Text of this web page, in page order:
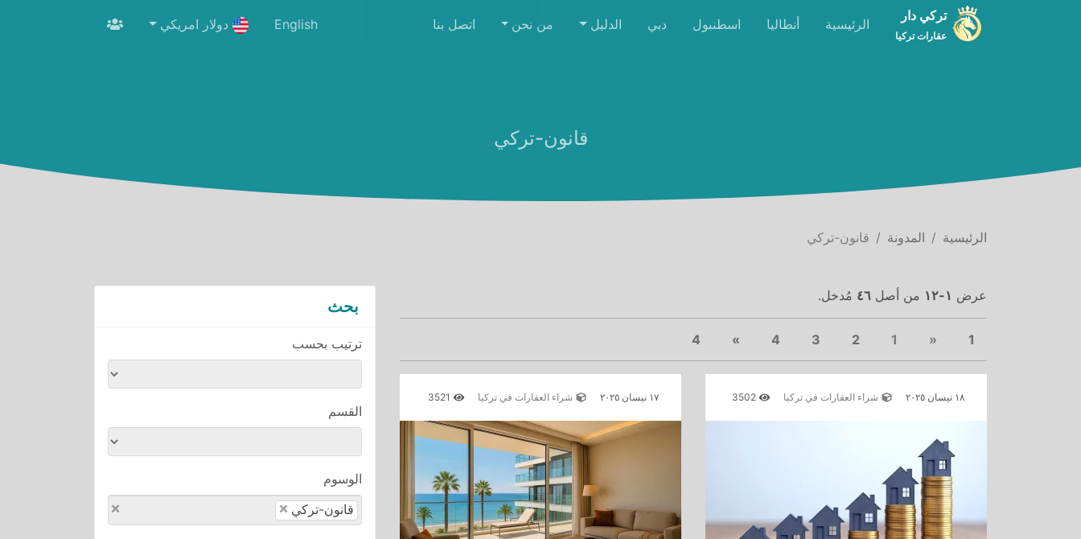
تركي دار
عقارات تركيا
الرئيسية أنطاليا اسطنبول دبي الدليل من نحن اتصل بنا English دولار امريكي
قانون-تركي
الرئيسية المدونة قانون-تركي
عرض ١-١٢ من أصل ٤٦ مُدخل.
1
«
Previous
1
2
3
4
»
4
١٨ نيسان ٢٠٢٥ شراء العقارات في تركيا ١٧ نيسان ٢٠٢٥ شراء العقارات في تركيا
بحث
ترتيب بحسب
القسم
الوسوم
× × قانون-تركي